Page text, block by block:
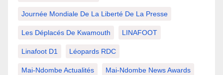
Journée Mondiale De La Liberté De La Presse
Les Déplacés De Kwamouth LINAFOOT
Linafoot D1 Léopards RDC
Mai-Ndombe Actualités Mai-Ndombe News Awards